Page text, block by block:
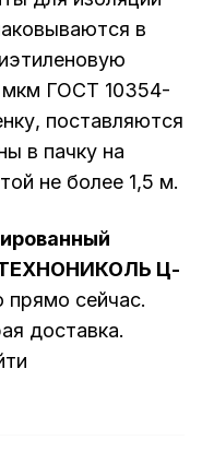
в
мкм ГОСТ 10354-
поставляются
в пачку на
не более 1,5 м.
ТЕХНОНИКОЛЬ Ц-
сейчас.
доставка.